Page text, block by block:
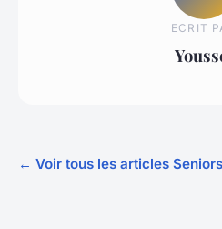
ECRIT
← Voir tous les articles Seniors